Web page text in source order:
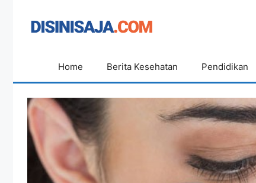
Home Berita Kesehatan Pendidikan